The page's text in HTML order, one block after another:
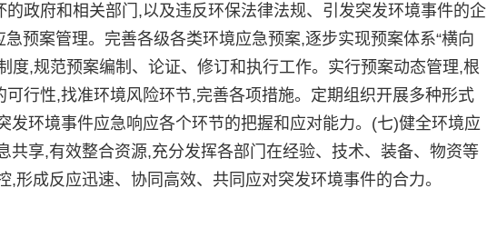
政府和相关部门,以及违反环保法律法规、引发突发环境事件的企
预案管理。完善各级各类环境应急预案,逐步实现预案体系“横向
度,规范预案编制、论证、修订和执行工作。实行预案动态管理,根
行性,找准环境风险环节,完善各项措施。定期组织开展多种形式
发环境事件应急响应各个环节的把握和应对能力。(七)健全环境应
共享,有效整合资源,充分发挥各部门在经验、技术、装备、物资等
形成反应迅速、协同高效、共同应对突发环境事件的合力。